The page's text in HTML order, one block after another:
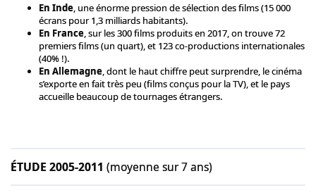
En Inde, une énorme pression de sélection des films (15 000
écrans pour 1,3 milliards habitants).
En France, sur les 300 films produits en 2017, on trouve 72
premiers films (un quart), et 123 co-productions internationales
(40% !).
En Allemagne, dont le haut chiffre peut surprendre, le cinéma
s’exporte en fait très peu (films conçus pour la TV), et le pays
accueille beaucoup de tournages étrangers.
ÉTUDE 2005-2011 (moyenne sur 7 ans)